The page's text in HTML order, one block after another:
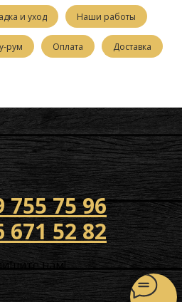
и уход Наши работы
рум Оплата Доставка
755 75 96
671 52 82
нам!